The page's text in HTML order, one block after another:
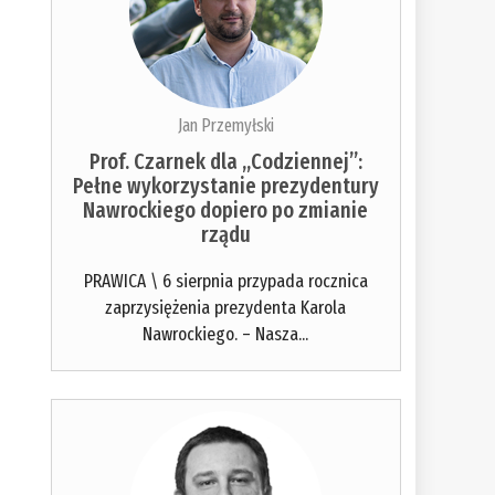
Jan Przemyłski
Prof. Czarnek dla „Codziennej”:
Pełne wykorzystanie prezydentury
Nawrockiego dopiero po zmianie
rządu
PRAWICA \ 6 sierpnia przypada rocznica
zaprzysiężenia prezydenta Karola
Nawrockiego. – Nasza...